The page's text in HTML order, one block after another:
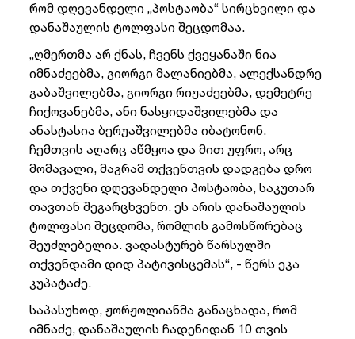
რომ დღევანდელი „პოსტაობა“ სირცხვილი და
დანაშაულის ტოლფასი შეცდომაა.
„ღმერთმა არ ქნას, ჩვენს ქვეყანაში ნია
იმნაძეებმა, გიორგი მალანიებმა, ალექსანდრე
გაბაშვილებმა, გიორგი რიჟაძეებმა, დემეტრე
ჩიქოვანებმა, ანი ნასყიდაშვილებმა და
ანასტასია ბერუაშვილებმა იბატონონ.
ჩემთვის აღარც აწმყოა და მით უფრო, არც
მომავალი, მაგრამ თქვენთვის დადგება დრო
და თქვენი დღევანდელი პოსტაობა, საკუთარ
თავთან შეგარცხვენთ. ეს არის დანაშაულის
ტოლფასი შეცდომა, რომლის გამოსწორებაც
შეუძლებელია. ვადასტურებ წარსულში
თქვენდამი დიდ პატივისცემას“, - წერს ეკა
კუპატაძე.
საპასუხოდ, ჟორჟოლიანმა განაცხადა, რომ
იმნაძე, დანაშაულის ჩადენიდან 10 თვის